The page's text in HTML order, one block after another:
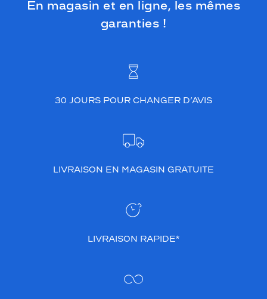
En magasin et en ligne, les mêmes
garanties !
30 JOURS POUR CHANGER D’AVIS
LIVRAISON EN MAGASIN GRATUITE
LIVRAISON RAPIDE*